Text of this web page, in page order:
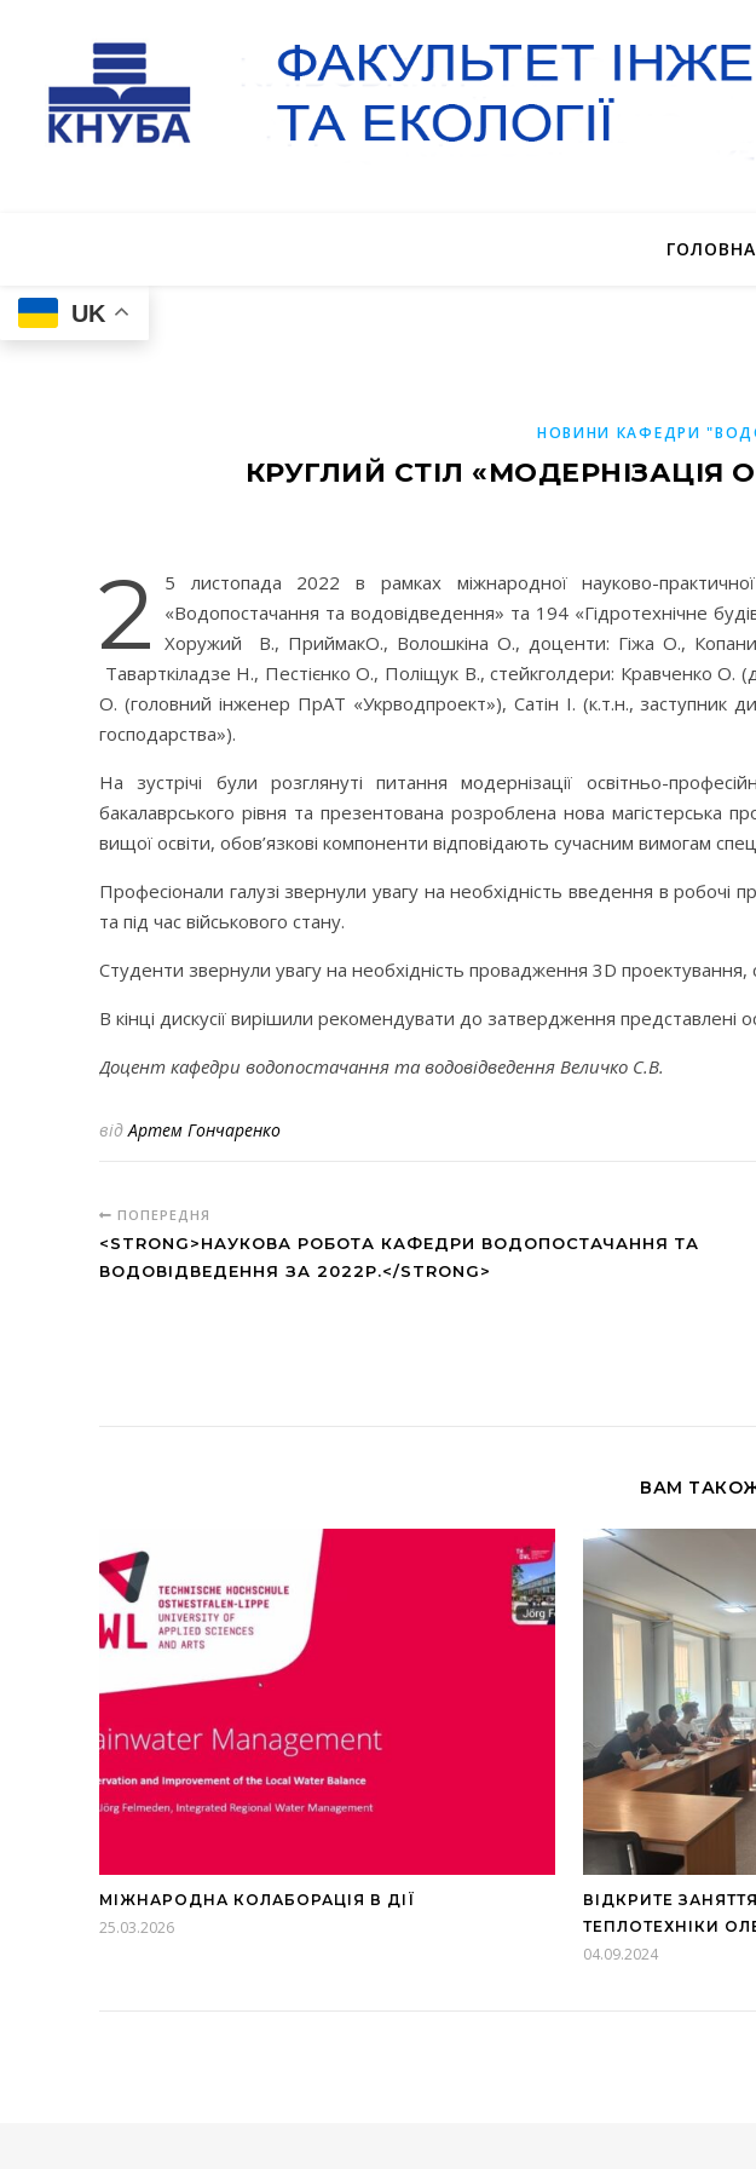
ГОЛОВНА
UK
НОВИНИ КАФЕДРИ
КРУГЛИЙ СТІЛ «МОДЕРНІЗАЦІЯ
2
5 листопада 2022 в рамках міжнародної науково-
«Водопостачання та водовідведення» та 194 «Гідротехнічне
Хоружий В., ПриймакО., Волошкіна О., доценти: Гіжа О.,
Таварткіладзе Н., Пестієнко О., Поліщук В., стейкголдери: Кравченко
О. (головний інженер ПрАТ «Укрводпроект»), Сатін І. (к.т.н., заступник
господарства»).
На зустрічі були розглянуті питання модернізації освітньо-
бакалаврського рівня та презентована розроблена нова магістерська
вищої освіти, обов’язкові компоненти відповідають сучасним вимогам
Професіонали галузі звернули увагу на необхідність введення в
та під час військового стану.
Студенти звернули увагу на необхідність провадження 3D проектування,
В кінці дискусії вирішили рекомендувати до затвердження представлені
Доцент кафедри водопостачання та водовідведення Величко С.В.
від Артем Гончаренко
ПОПЕРЕДНЯ
<STRONG>НАУКОВА РОБОТА КАФЕДРИ ВОДОПОСТАЧАННЯ ТА
ВОДОВІДВЕДЕННЯ ЗА 2022Р.</STRONG>
ВАМ
МІЖНАРОДНА КОЛАБОРАЦІЯ В ДІЇ
25.03.2026
ВІДКРИТЕ
ТЕПЛОТЕХНІКИ
04.09.2024